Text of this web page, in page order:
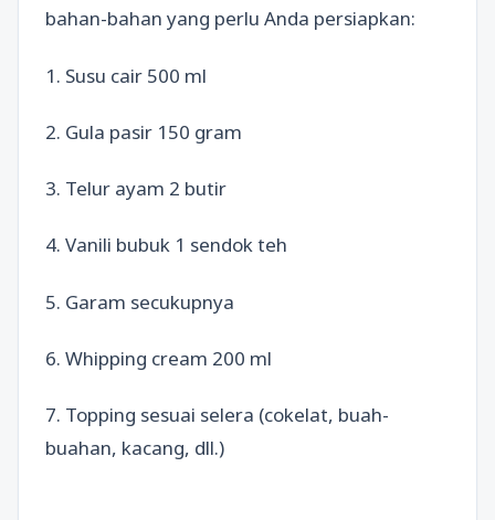
bahan-bahan yang perlu Anda persiapkan:
1. Susu cair 500 ml
2. Gula pasir 150 gram
3. Telur ayam 2 butir
4. Vanili bubuk 1 sendok teh
5. Garam secukupnya
6. Whipping cream 200 ml
7. Topping sesuai selera (cokelat, buah-
buahan, kacang, dll.)